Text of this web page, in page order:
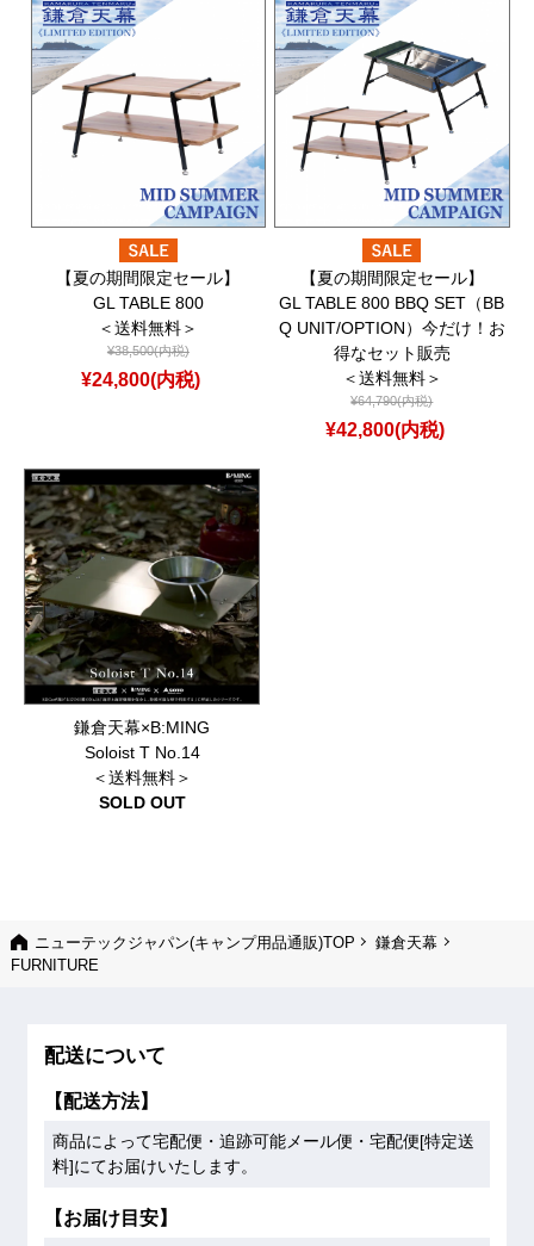
【夏の期間限定セール】
GL TABLE 800
＜送料無料＞
¥38,500(内税)
¥24,800(内税)
【夏の期間限定セール】
GL TABLE 800 BBQ SET（BB
Q UNIT/OPTION）今だけ！お
得なセット販売
＜送料無料＞
¥64,790(内税)
¥42,800(内税)
鎌倉天幕×B:MING
Soloist T No.14
＜送料無料＞
SOLD OUT
ニューテックジャパン(キャンプ用品通販)TOP
鎌倉天幕
FURNITURE
配送について
【配送方法】
商品によって宅配便・追跡可能メール便・宅配便[特定送
料]にてお届けいたします。
【お届け目安】